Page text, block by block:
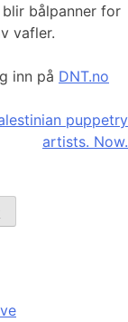
bålpanner for
vafler.
inn på DNT.no
puppetry
artists. Now.